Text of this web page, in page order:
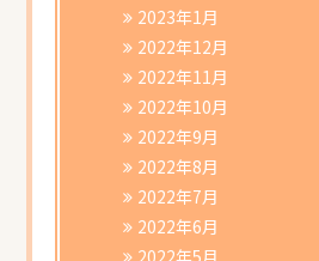
2023年1月
2022年12月
2022年11月
2022年10月
2022年9月
2022年8月
2022年7月
2022年6月
2022年5月